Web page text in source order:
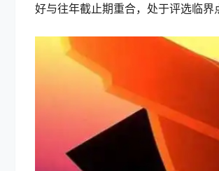
好与往年截止期重合，处于评选临界